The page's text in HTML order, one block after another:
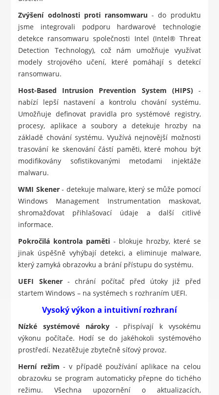
Zvýšení odolnosti proti ransomwaru - do produktu
jsme integrovali podporu hardwarové technologie
detekce ransomwaru společnosti Intel (Intel® Threat
Detection Technology), což nám umožňuje využívat
modely strojového učení, které pomáhají s detekcí
ransomwaru.
Host-Based Intrusion Prevention System (HIPS)-
nabízí lepší nastavení a kontrolu chování systému.
Umožňuje definovat pravidla pro systémové registry,
procesy, aplikace a soubory a detekuje hrozby na
základě chování systému. Využívá nejnovější možnosti
trasování ke skenování částí paměti, které mohou být
modifikovány sofistikovanými metodami injektáže
malwaru.
WMI Skener- detekuje malware, který se může pomocí
Windows Management Instrumentation maskovat,
shromažďovat přihlašovací údaje a další citlivé
informace.
Pokročilá kontrola paměti- blokuje hrozby, které se
jinak úspěšně vyhýbají detekci, a eliminuje malware,
který zamyká obrazovku a brání přístupu do systému.
UEFI Skener- chrání počítač před útoky již před
startem Windows – na systémech s rozhraním UEFI.
Vysoký výkon a intuitivní rozhraní
Nízké systémové nároky- přispívají k vysokému
výkonu počítače. Hodí se do jakéhokoli systémového
prostředí. Nezatěžuje zbytečně síťový provoz.
Herní režim - v případě používání aplikace na celou
obrazovku se program automaticky přepne do tichého
režimu. Všechna upozornění o aktualizacích,